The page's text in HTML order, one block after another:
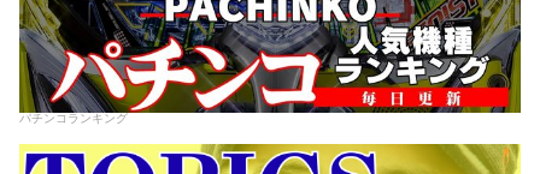
パチンコランキング